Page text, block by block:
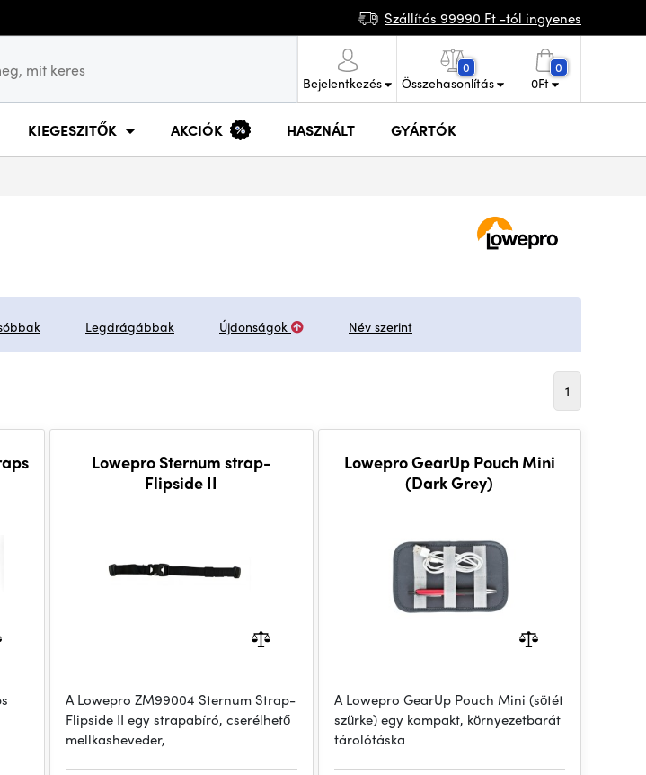
Szállítás 99990 Ft -tól ingyenes
Bejelentkezés
0
Összehasonlítás
0
0Ft
KIEGESZITŐK AKCIÓK HASZNÁLT GYÁRTÓK
Legdrágábbak Újdonságok Név szerint
1
Lowepro Sternum strap-
Flipside II
A Lowepro ZM99004 Sternum Strap-
Flipside II egy strapabíró, cserélhető
mellkasheveder,
Lowepro GearUp Pouch Mini
(Dark Grey)
A Lowepro GearUp Pouch Mini (sötét
szürke) egy kompakt, környezetbarát
tárolótáska